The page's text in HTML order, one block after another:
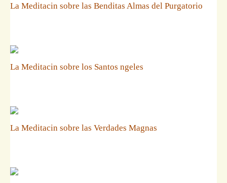
La Meditacin sobre las Benditas Almas del Purgatorio
La Meditacin sobre los Santos ngeles
La Meditacin sobre las Verdades Magnas